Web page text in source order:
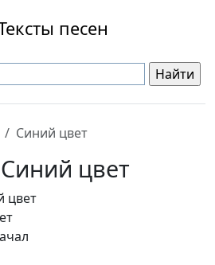
песен
Синий цвет
цвет
цвет